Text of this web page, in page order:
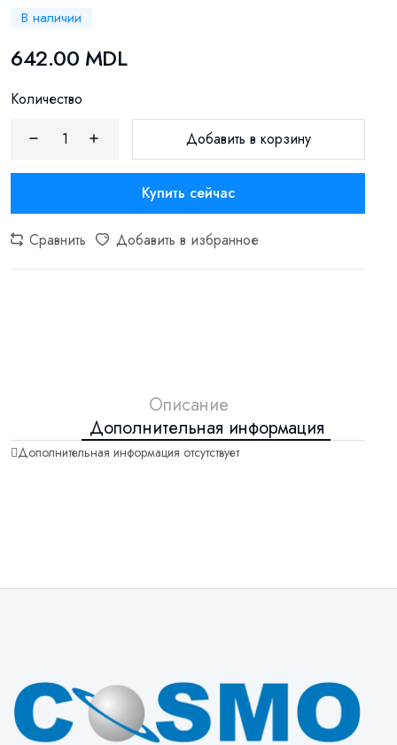
В наличии
642.00 MDL
Количество
Добавить в корзину
Купить сейчас
Сравнить Добавить в избранное
Описание
Дополнительная информация
Дополнительная информация отсутствует